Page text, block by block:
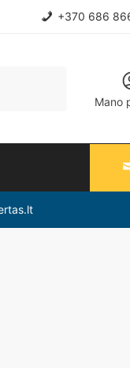
+370 686
Mano